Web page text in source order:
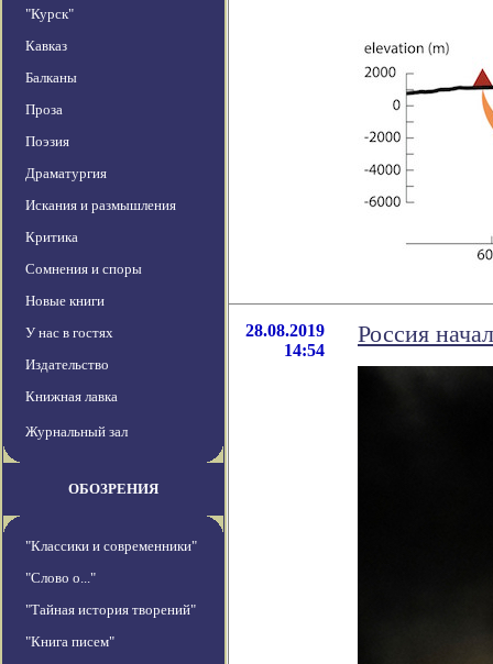
"Курск"
Кавказ
Балканы
Проза
Поэзия
Драматургия
Искания и размышления
Критика
Сомнения и споры
Новые книги
У нас в гостях
Издательство
Книжная лавка
Журнальный зал
ОБОЗРЕНИЯ
"Классики и современники"
"Слово о..."
"Тайная история творений"
"Книга писем"
28.08.2019
14:54
Россия